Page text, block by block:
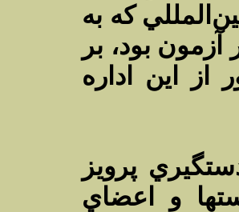
كه به
بود، بر
از اين اداره
به دستگيري پرويز
و اعضاي